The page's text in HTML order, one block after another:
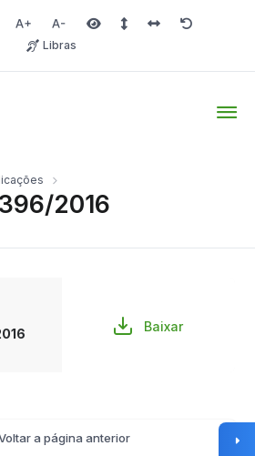
Aumentar fonte
Diminuir fonteÁrea selecionada
Espaçamento de linha
Espaço dos
Redefinir
Libras
2016
Baixar
a página anterior